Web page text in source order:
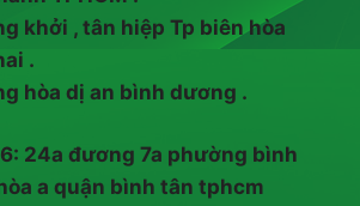
khởi , tân hiệp Tp biên hòa
.
hòa dị an bình dương .
24a đương 7a phường bình
a quận bình tân tphcm